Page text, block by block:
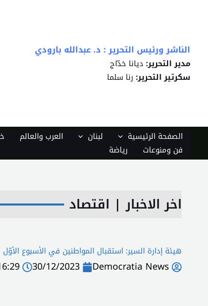
الناشر ورئيس التحرير : د. عبدالله بارودي
مدير التحرير: ديانا خدّاج
سكرتير التحرير: رنا سلما
الصفحة الرئيسية لبنان العرب والعالم
فن ومنوعات
رياضة
اخر الاخبار| اقتصاد
هيئة إدارة السير: استقبال المواطنين في الأسبوع
Democratia News
30/12/2023